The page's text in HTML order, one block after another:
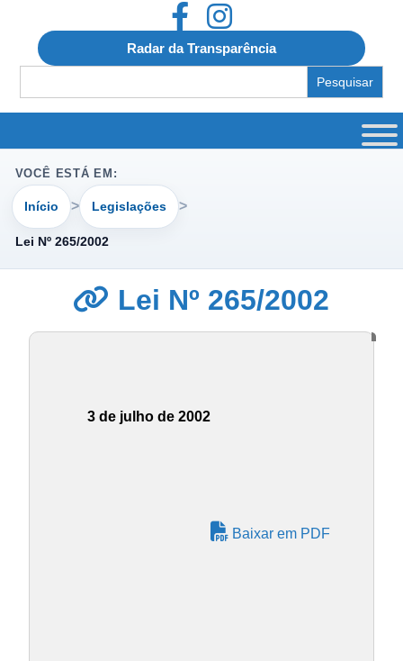
Radar da Transparência
for:
VOCÊ ESTÁ EM:
Início Legislações
Lei Nº 265/2002
Lei Nº 265/2002
3 de julho de 2002
Baixar em PDF